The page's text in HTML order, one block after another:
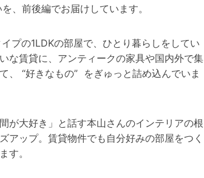
、前後編でお届けしています。
プの1LDKの部屋で、ひとり暮らしをしてい
な賃貸に、アンティークの家具や国内外で集
、 “好きなもの” をぎゅっと詰め込んでいま
が大好き」と話す本山さんのインテリアの根
アップ。賃貸物件でも自分好みの部屋をつく
す。